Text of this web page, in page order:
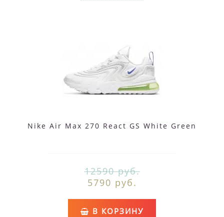
Nike Air Max 270 React GS White Green
12590 руб.
5790 руб.
В КОРЗИНУ